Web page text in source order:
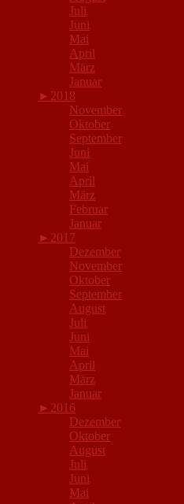
Juli
Juni
Mai
April
März
Januar
► 2018
November
Oktober
September
Juni
Mai
April
März
Februar
Januar
► 2017
Dezember
November
Oktober
September
August
Juli
Juni
Mai
April
März
Januar
► 2016
Dezember
Oktober
August
Juli
Juni
Mai